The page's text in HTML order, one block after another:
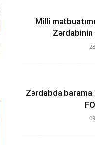
Milli
Zərdabinin
Zərdabda barama